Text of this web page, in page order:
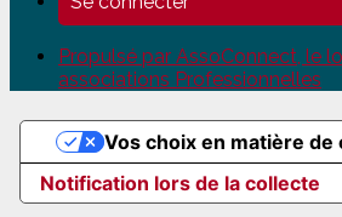
Propulsé par AssoConnect, le
associations Professionnelles
Notification lors de la collecte
Vos choix en matière